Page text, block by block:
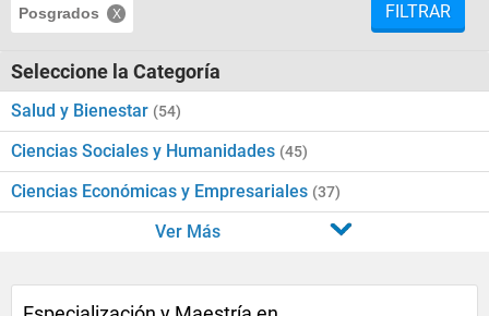
Posgrados FILTRAR
Seleccione la Categoría
Salud y Bienestar (54)
Ciencias Sociales y Humanidades (45)
Ciencias Económicas y Empresariales (37)
Ver Más